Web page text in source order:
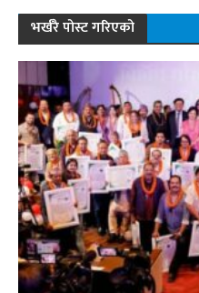
भर्खरै पोस्ट गरिएको